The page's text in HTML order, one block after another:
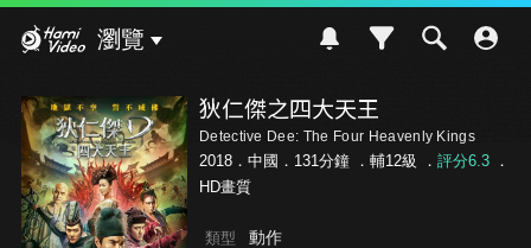
瀏覽
狄仁傑之四大天王
Detective Dee: The Four Heavenly Kings
2018．中國．131分鐘 ． 輔12級 ． 評分6.3．
HD畫質
類型 動作